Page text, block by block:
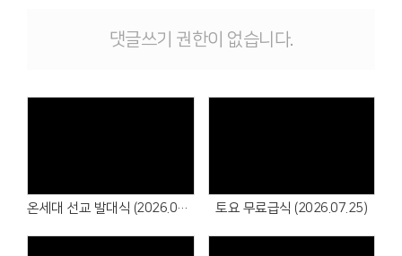
댓글쓰기 권한이 없습니다.
온세대 선교 발대식 (2026.07.26) 토요 무료급식 (2026.07.25)